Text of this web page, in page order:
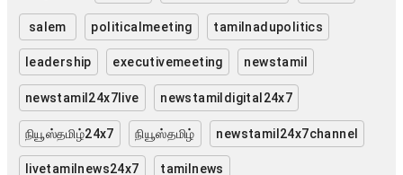
salem politicalmeeting tamilnadupolitics
leadership executivemeeting newstamil
newstamil24x7live newstamildigital24x7
நியூஸ்தமிழ்24x7 நியூஸ்தமிழ் newstamil24x7channel
livetamilnews24x7 tamilnews